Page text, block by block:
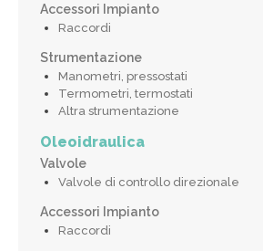
Accessori Impianto
Raccordi
Strumentazione
Manometri, pressostati
Termometri, termostati
Altra strumentazione
Oleoidraulica
Valvole
Valvole di controllo direzionale
Accessori Impianto
Raccordi